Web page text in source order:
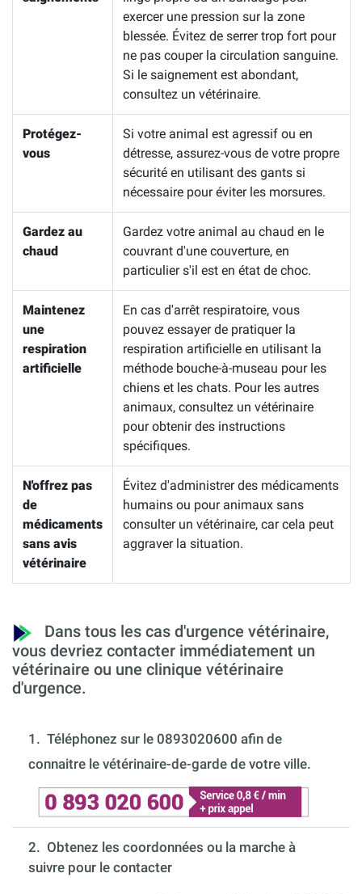
exercer une pression sur la zone
blessée. Évitez de serrer trop fort pour
ne pas couper la circulation sanguine.
Si le saignement est abondant,
consultez un vétérinaire.
Protégez-
vous
Si votre animal est agressif ou en
détresse, assurez-vous de votre propre
sécurité en utilisant des gants si
nécessaire pour éviter les morsures.
Gardez au
chaud
Gardez votre animal au chaud en le
couvrant d'une couverture, en
particulier s'il est en état de choc.
Maintenez
une
respiration
artificielle
En cas d'arrêt respiratoire, vous
pouvez essayer de pratiquer la
respiration artificielle en utilisant la
méthode bouche-à-museau pour les
chiens et les chats. Pour les autres
animaux, consultez un vétérinaire
pour obtenir des instructions
spécifiques.
N'offrez pas
de
médicaments
sans avis
vétérinaire
Évitez d'administrer des médicaments
humains ou pour animaux sans
consulter un vétérinaire, car cela peut
aggraver la situation.
Dans tous les cas d'urgence vétérinaire,
vous devriez contacter immédiatement un
vétérinaire ou une clinique vétérinaire
d'urgence.
1. Téléphonez sur le 0893020600 afin de
connaitre le vétérinaire-de-garde de votre ville.
2. Obtenez les coordonnées ou la marche à
suivre pour le contacter